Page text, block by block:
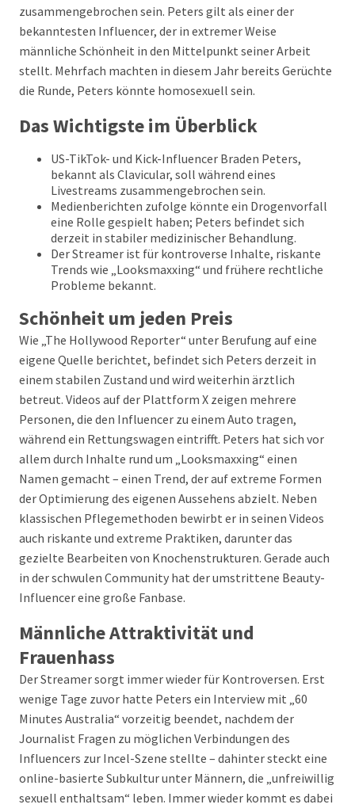
zusammengebrochen sein. Peters gilt als einer der
bekanntesten Influencer, der in extremer Weise
männliche Schönheit in den Mittelpunkt seiner Arbeit
stellt. Mehrfach machten in diesem Jahr bereits Gerüchte
die Runde, Peters könnte homosexuell sein.
Das Wichtigste im Überblick
US-TikTok- und Kick-Influencer Braden Peters,
bekannt als Clavicular, soll während eines
Livestreams zusammengebrochen sein.
Medienberichten zufolge könnte ein Drogenvorfall
eine Rolle gespielt haben; Peters befindet sich
derzeit in stabiler medizinischer Behandlung.
Der Streamer ist für kontroverse Inhalte, riskante
Trends wie „Looksmaxxing“ und frühere rechtliche
Probleme bekannt.
Schönheit um jeden Preis
Wie „The Hollywood Reporter“ unter Berufung auf eine
eigene Quelle berichtet, befindet sich Peters derzeit in
einem stabilen Zustand und wird weiterhin ärztlich
betreut. Videos auf der Plattform X zeigen mehrere
Personen, die den Influencer zu einem Auto tragen,
während ein Rettungswagen eintrifft. Peters hat sich vor
allem durch Inhalte rund um „Looksmaxxing“ einen
Namen gemacht – einen Trend, der auf extreme Formen
der Optimierung des eigenen Aussehens abzielt. Neben
klassischen Pflegemethoden bewirbt er in seinen Videos
auch riskante und extreme Praktiken, darunter das
gezielte Bearbeiten von Knochenstrukturen. Gerade auch
in der schwulen Community hat der umstrittene Beauty-
Influencer eine große Fanbase.
Männliche Attraktivität und
Frauenhass
Der Streamer sorgt immer wieder für Kontroversen. Erst
wenige Tage zuvor hatte Peters ein Interview mit „60
Minutes Australia“ vorzeitig beendet, nachdem der
Journalist Fragen zu möglichen Verbindungen des
Influencers zur Incel-Szene stellte – dahinter steckt eine
online-basierte Subkultur unter Männern, die „unfreiwillig
sexuell enthaltsam“ leben. Immer wieder kommt es dabei